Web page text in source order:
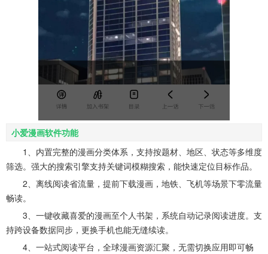
小爱漫画软件功能
1、内置完整的漫画分类体系，支持按题材、地区、状态等多维度
筛选。强大的搜索引擎支持关键词模糊搜索，能快速定位目标作品。
2、离线阅读省流量，提前下载漫画，地铁、飞机等场景下零流量
畅读。
3、一键收藏喜爱的漫画至个人书架，系统自动记录阅读进度。支
持跨设备数据同步，更换手机也能无缝续读。
4、一站式阅读平台，全球漫画资源汇聚，无需切换应用即可畅